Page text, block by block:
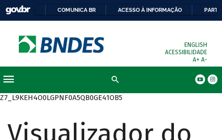
COMUNICA BR ACESSO À INFORMAÇÃO
ENGLISH
ACESSIBILIDADE
A+ A-
Z7_L9KEH4O0LGPNF0A5QB0GE41OB5
Visualizador do